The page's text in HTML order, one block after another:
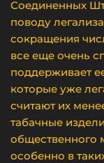
Соединенных
поводу
сокращения
все еще очень
поддерживает
которые уже
считают их
табачные
общественного
особенно в